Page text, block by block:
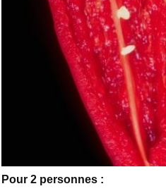
Pour 2 personnes :